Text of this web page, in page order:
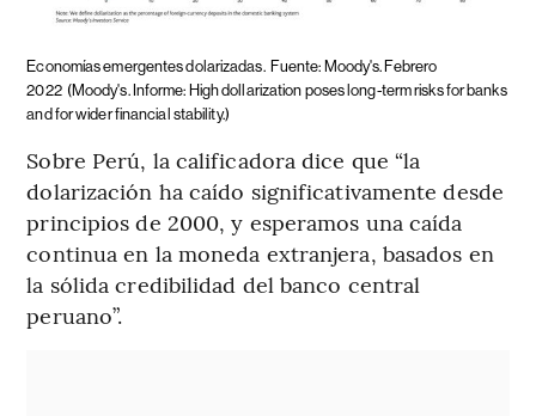
Economías emergentes dolarizadas. Fuente: Moody's. Febrero
2022 (Moody's. Informe: High dollarization poses long-term risks for banks
and for wider financial stability.)
Sobre Perú, la calificadora dice que “la
dolarización ha caído significativamente desde
principios de 2000, y esperamos una caída
continua en la moneda extranjera, basados en
la sólida credibilidad del banco central
peruano”.